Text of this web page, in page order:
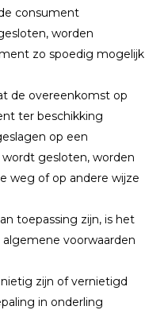
consument
worden
zo spoedig mogelijk
de overeenkomst op
ter beschikking
op een
gesloten, worden
weg of op andere wijze
toepassing zijn, is het
voorwaarden
zijn of vernietigd
in onderling